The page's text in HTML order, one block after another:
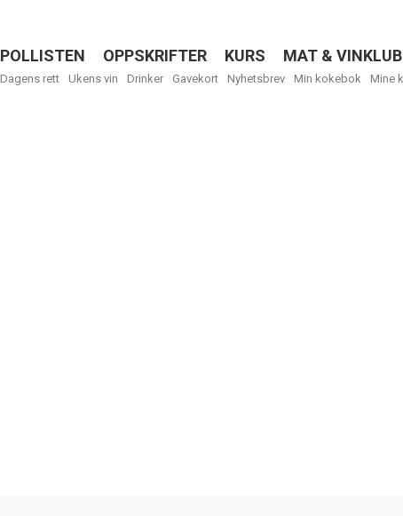
Menu
POLLISTEN OPPSKRIFTER KURS MAT &
Dagens rett Ukens vin Drinker Gavekort Nyhetsbrev Min kokebok Mine